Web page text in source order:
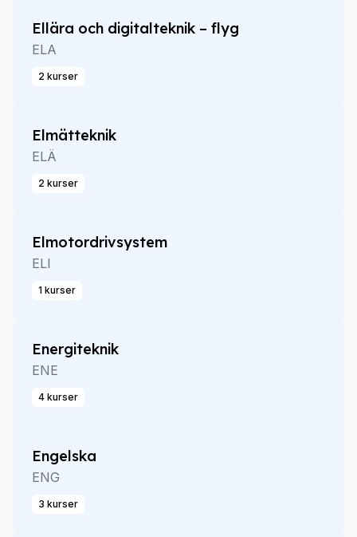
Ellära och digitalteknik – flyg
ELA
2 kurser
Elmätteknik
ELÄ
2 kurser
Elmotordrivsystem
ELI
1 kurser
Energiteknik
ENE
4 kurser
Engelska
ENG
3 kurser